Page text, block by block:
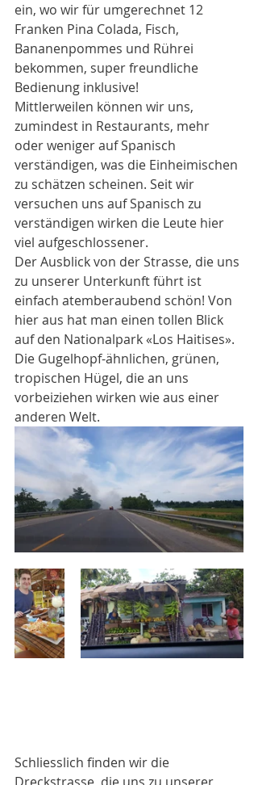
ein, wo wir für umgerechnet 12
Franken Pina Colada, Fisch,
Bananenpommes und Rührei
bekommen, super freundliche
Bedienung inklusive!
Mittlerweilen können wir uns,
zumindest in Restaurants, mehr
oder weniger auf Spanisch
verständigen, was die Einheimischen
zu schätzen scheinen. Seit wir
versuchen uns auf Spanisch zu
verständigen wirken die Leute hier
viel aufgeschlossener.
Der Ausblick von der Strasse, die uns
zu unserer Unterkunft führt ist
einfach atemberaubend schön! Von
hier aus hat man einen tollen Blick
auf den Nationalpark «Los Haitises».
Die Gugelhopf-ähnlichen, grünen,
tropischen Hügel, die an uns
vorbeiziehen wirken wie aus einer
anderen Welt.
Schliesslich finden wir die
Dreckstrasse, die uns zu unserer